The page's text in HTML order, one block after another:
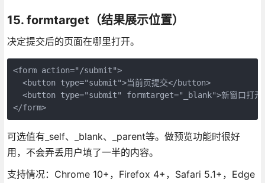
15. formtarget（结果展示位置）
决定提交后的页面在哪里打开。
<form action="/submit">
  <button type="submit">当前页提交</button>
<button type="submit" formtarget="_blank">新窗口打
</form>
可选值有_self、_blank、_parent等。做预览功能时很好
用，不会弄丢用户填了一半的内容。
支持情况：Chrome 10+，Firefox 4+，Safari 5.1+，Edge